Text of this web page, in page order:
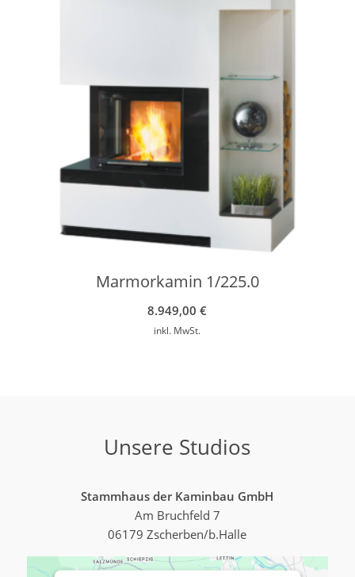
Marmorkamin 1/225.0
8.949,00€
inkl. MwSt.
Unsere Studios
Stammhaus der Kaminbau GmbH
Am Bruchfeld 7
06179 Zscherben/b.Halle